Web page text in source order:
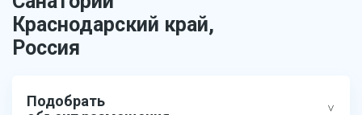
Краснодарский край,
Россия
Подобрать